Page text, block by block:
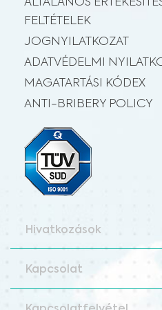
ÁLTALÁNOS
FELTÉTELEK
JOGNYILATKOZAT
ADATVÉDELMI
MAGATARTÁSI KÓDEX
ANTI-BRIBERY POLICY
Hivatkozások
Kapcsolat